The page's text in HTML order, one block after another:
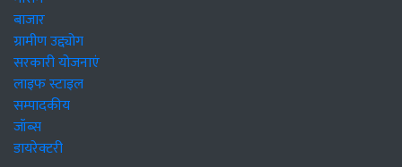
बाजार
ग्रामीण उद्द्योग
सरकारी योजनाएं
लाइफ स्टाइल
सम्पादकीय
जॉब्स
डायरेक्टरी